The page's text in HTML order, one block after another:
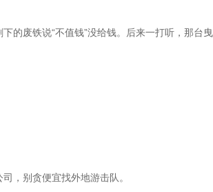
的废铁说“不值钱”没给钱。后来一打听，那台
，别贪便宜找外地游击队。